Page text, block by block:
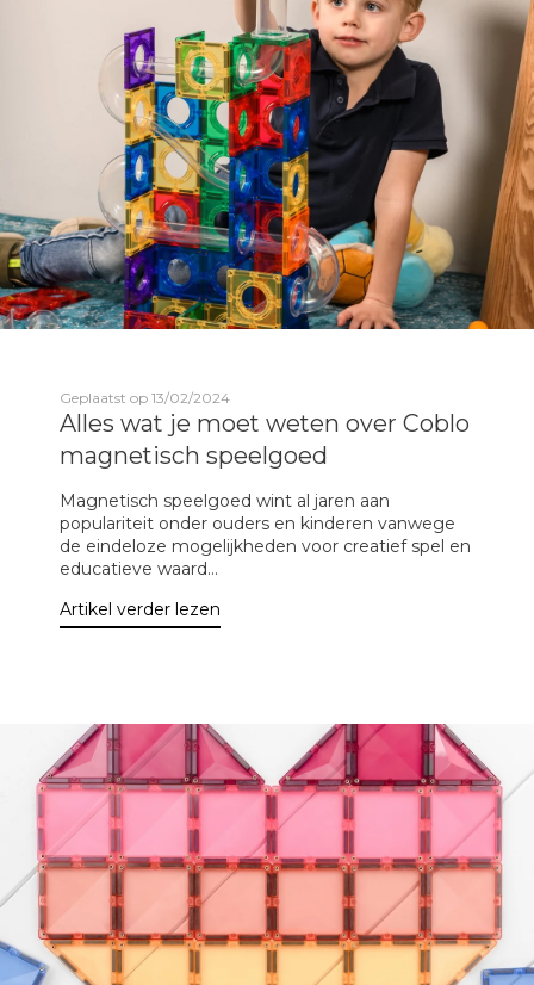
Geplaatst op 13/02/2024
Alles wat je moet weten over Coblo
magnetisch speelgoed
Magnetisch speelgoed wint al jaren aan
populariteit onder ouders en kinderen vanwege
de eindeloze mogelijkheden voor creatief spel en
educatieve waard...
Artikel verder lezen